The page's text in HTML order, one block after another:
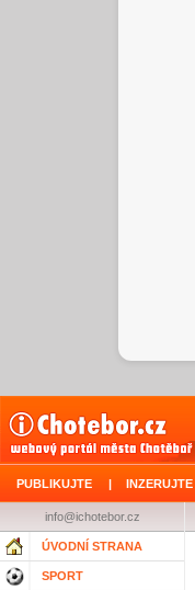
PUBLIKUJTE | INZERUJTE
info@ichotebor.cz
ÚVODNÍ STRANA
SPORT